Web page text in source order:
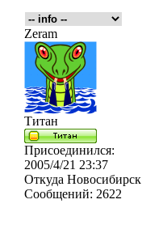
Zeram
Титан
Присоединился:
2005/4/21 23:37
Откуда Новосибирск
Сообщений: 2622